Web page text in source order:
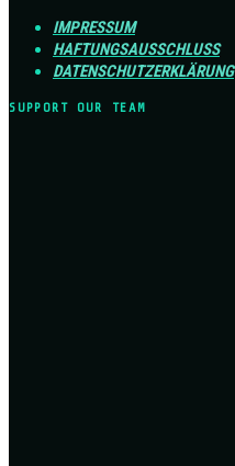
IMPRESSUM
HAFTUNGSAUSSCHLUSS
DATENSCHUTZERKLÄRUNG
SUPPORT OUR TEAM